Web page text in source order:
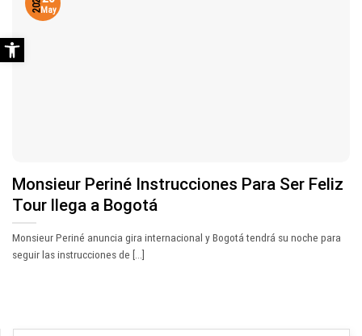
Monsieur Periné Instrucciones Para Ser Feliz
Tour llega a Bogotá
Monsieur Periné anuncia gira internacional y Bogotá tendrá su noche para
seguir las instrucciones de [...]
May
Abrir barra de herramientas